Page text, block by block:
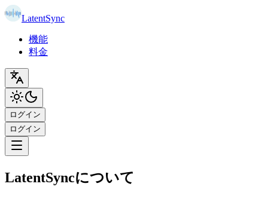
LatentSync
機能
料金
ログイン
ログイン
LatentSyncについて